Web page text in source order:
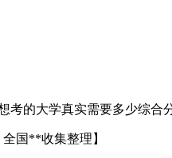
考的大学真实需要多少综合
国**收集整理】